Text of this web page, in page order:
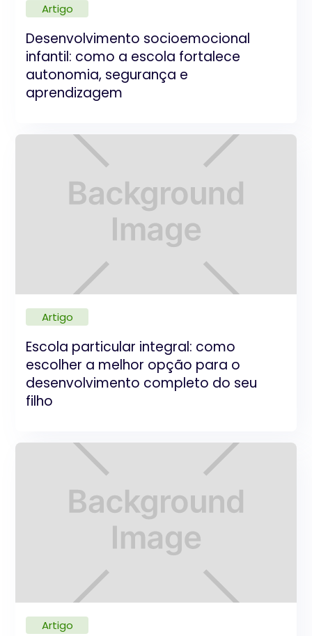
Artigo
Desenvolvimento socioemocional
infantil: como a escola fortalece
autonomia, segurança e
aprendizagem
Artigo
Escola particular integral: como
escolher a melhor opção para o
desenvolvimento completo do seu
filho
Artigo